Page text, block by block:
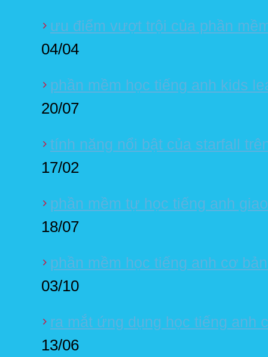
ưu điểm vượt trội của phần
04/04
phần mềm học tiếng anh kids
20/07
tính năng nổi bật của starfall
17/02
phần mềm tự học tiếng anh
18/07
phần mềm học tiếng anh cơ
03/10
ra mắt ứng dụng học tiếng anh
13/06